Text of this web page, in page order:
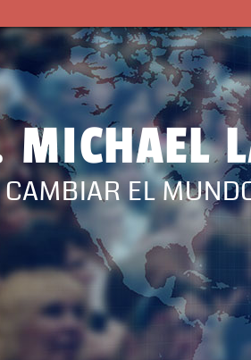
MICHAEL
EL